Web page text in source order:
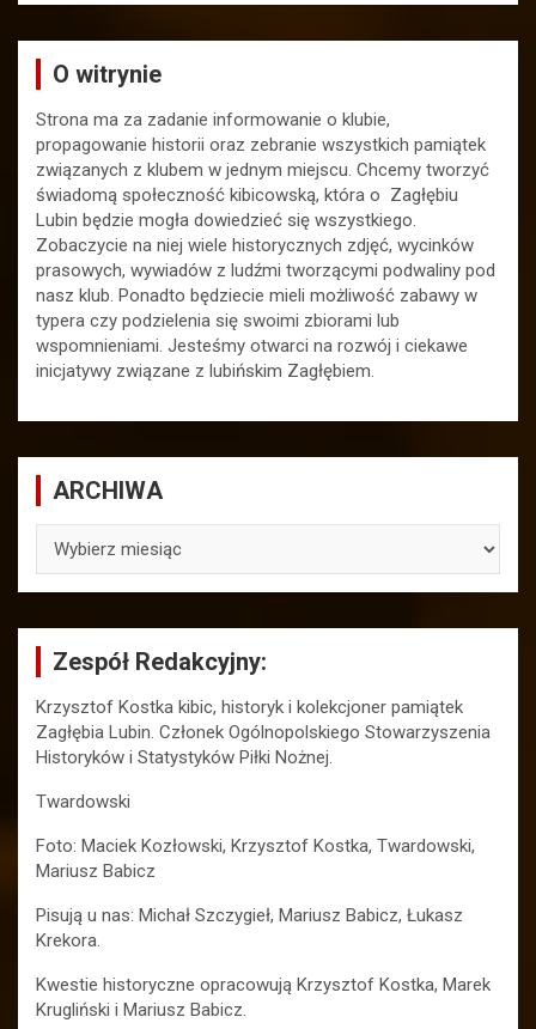
O witrynie
Strona ma za zadanie informowanie o klubie,
propagowanie historii oraz zebranie wszystkich pamiątek
związanych z klubem w jednym miejscu. Chcemy tworzyć
świadomą społeczność kibicowską, która o Zagłębiu
Lubin będzie mogła dowiedzieć się wszystkiego.
Zobaczycie na niej wiele historycznych zdjęć, wycinków
prasowych, wywiadów z ludźmi tworzącymi podwaliny pod
nasz klub. Ponadto będziecie mieli możliwość zabawy w
typera czy podzielenia się swoimi zbiorami lub
wspomnieniami. Jesteśmy otwarci na rozwój i ciekawe
inicjatywy związane z lubińskim Zagłębiem.
ARCHIWA
Zespół Redakcyjny:
Krzysztof Kostka kibic, historyk i kolekcjoner pamiątek
Zagłębia Lubin. Członek Ogólnopolskiego Stowarzyszenia
Historyków i Statystyków Piłki Nożnej.
Twardowski
Foto: Maciek Kozłowski, Krzysztof Kostka, Twardowski,
Mariusz Babicz
Pisują u nas: Michał Szczygieł, Mariusz Babicz, Łukasz
Krekora.
Kwestie historyczne opracowują Krzysztof Kostka, Marek
Krugliński i Mariusz Babicz.